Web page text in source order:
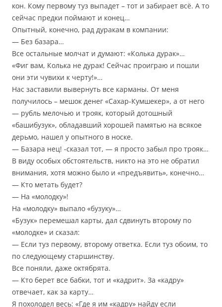
кон. Кому первому туз выпадет – тот и забирает всё. А то
сейчас предки поймают и конец…
Опытный, конечно, рад дуракам в компании:
— Без базара…
Все остальные молчат и думают: «Колька дурак»…
«Фиг вам, Колька не дурак! Сейчас проиграю и пошли
они эти чувихи к черту!»…
Нас заставили вывернуть все карманы. От меня
получилось – мешок денег «Сахар-Кумшекер», а от него
— рубль мелочью и трояк, который дотошный
«башибузук», обладавший хорошей памятью на всякое
дерьмо, нашел у опытного в носке.
— Базара нец! -сказал тот, — я просто забыл про трояк…
В виду особых обстоятельств, никто на это не обратил
внимания, хотя можно было и «предъявить», конечно…
— Кто метать будет?
— На «молодку»!
На «молодку» выпало «бузуку»…
«Бузук» перемешал карты, дал сдвинуть второму по
«молодке» и сказал:
— Если туз первому, второму ответка. Если туз обоим, то
по следующему старшинству.
Все поняли, даже октябрята.
— Кто берет все бабки, тот и «кадрит». За «кадру»
отвечает, как за карту…
Я похолодел весь: «Где я им «кадру» найду если